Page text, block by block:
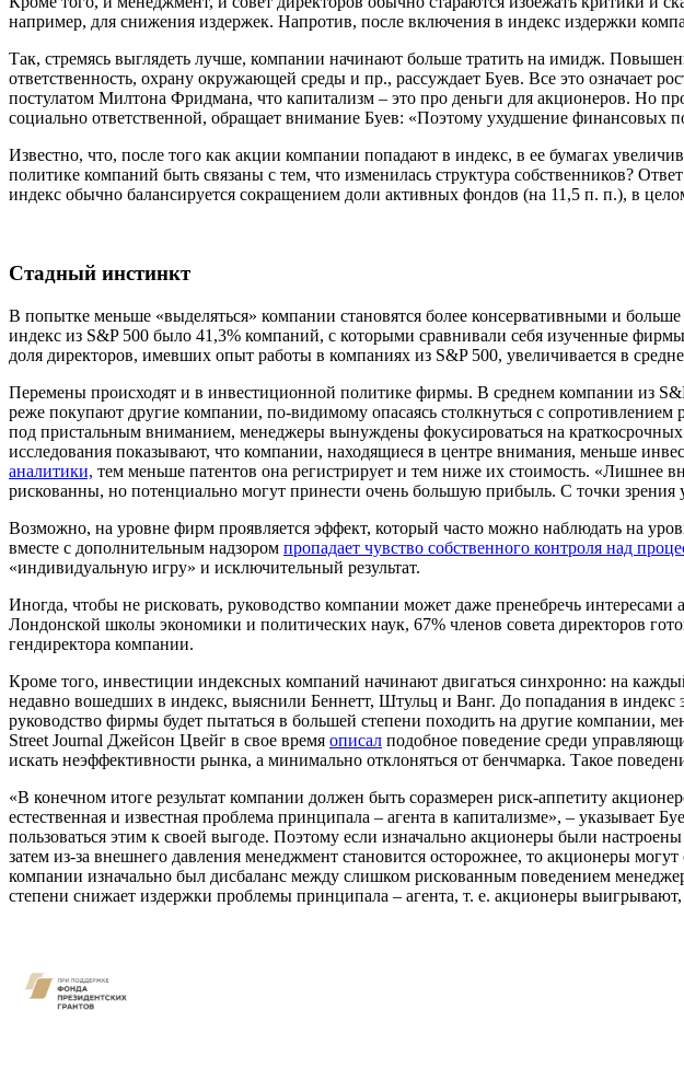
например, для снижения издержек. Напротив, после включения в индекс издержки
Так, стремясь выглядеть лучше, компании начинают больше тратить на имидж.
ответственность, охрану окружающей среды и пр., рассуждает Буев. Все это означает
постулатом Милтона Фридмана, что капитализм – это про деньги для акционеров. Но
социально ответственной, обращает внимание Буев: «Поэтому ухудшение финансовых
Известно, что, после того как акции компании попадают в индекс, в ее бумагах
политике компаний быть связаны с тем, что изменилась структура собственников?
индекс обычно балансируется сокращением доли активных фондов (на 11,5 п. п.), в
Стадный инстинкт
В попытке меньше «выделяться» компании становятся более консервативными и
индекс из S&P 500 было 41,3% компаний, с которыми сравнивали себя изученные
доля директоров, имевших опыт работы в компаниях из S&P 500, увеличивается в
Перемены происходят и в инвестиционной политике фирмы. В среднем компании из
реже покупают другие компании, по-видимому опасаясь столкнуться с
под пристальным вниманием, менеджеры вынуждены фокусироваться на краткосрочных
исследования показывают, что компании, находящиеся в центре внимания, меньше
аналитики, тем меньше патентов она регистрирует и тем ниже их стоимость. «Лишнее
рискованны, но потенциально могут принести очень большую прибыль. С точки зрения
Возможно, на уровне фирм проявляется эффект, который часто можно наблюдать на
вместе с дополнительным надзором пропадает чувство собственного контроля над
«индивидуальную игру» и исключительный результат.
Иногда, чтобы не рисковать, руководство компании может даже пренебречь интересами
Лондонской школы экономики и политических наук, 67% членов совета директоров
гендиректора компании.
Кроме того, инвестиции индексных компаний начинают двигаться синхронно: на
недавно вошедших в индекс, выяснили Беннетт, Штульц и Ванг. До попадания в индекс
руководство фирмы будет пытаться в большей степени походить на другие компании,
Street Journal Джейсон Цвейг в свое время описал подобное поведение среди
искать неэффективности рынка, а минимально отклоняться от бенчмарка. Такое
«В конечном итоге результат компании должен быть соразмерен риск-аппетиту
естественная и известная проблема принципала – агента в капитализме», – указывает
пользоваться этим к своей выгоде. Поэтому если изначально акционеры были
затем из-за внешнего давления менеджмент становится осторожнее, то акционеры
компании изначально был дисбаланс между слишком рискованным поведением
степени снижает издержки проблемы принципала – агента, т. е. акционеры выигрывают,